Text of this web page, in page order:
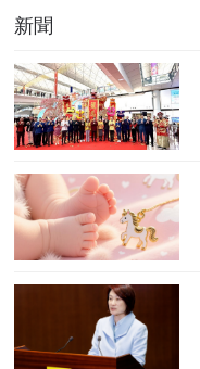
新聞